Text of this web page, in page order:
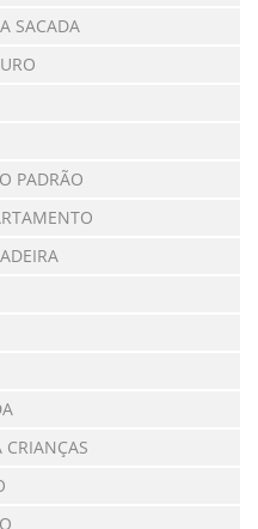
SACADA
PADRÃO
CRIANÇAS